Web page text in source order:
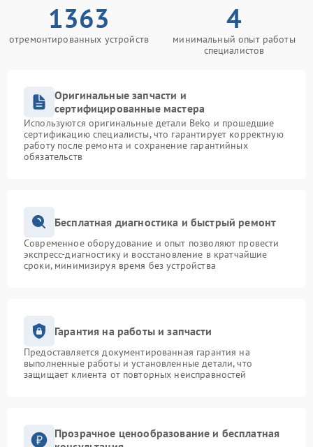
1363
отремонтированных устройств
4
минимальный опыт работы
специалистов
Оригинальные запчасти и
сертифицированные мастера
Используются оригинальные детали Beko и прошедшие
сертификацию специалисты, что гарантирует корректную
работу после ремонта и сохранение гарантийных
обязательств
Бесплатная диагностика и быстрый ремонт
Современное оборудование и опыт позволяют провести
экспресс-диагностику и восстановление в кратчайшие
сроки, минимизируя время без устройства
Гарантия на работы и запчасти
Предоставляется документированная гарантия на
выполненные работы и установленные детали, что
защищает клиента от повторных неисправностей
Прозрачное ценообразование и бесплатная